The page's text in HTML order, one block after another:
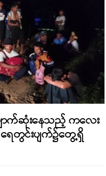
ောက်ဆုံးနေသည့် ကလေး
တွင်းပျက်၌တွေ့ရှိ